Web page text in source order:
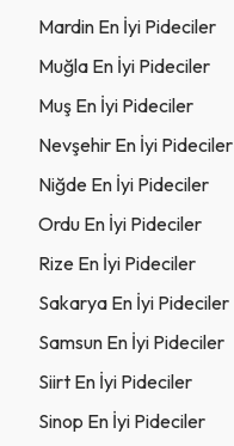
Mardin En İyi Pideciler
Muğla En İyi Pideciler
Muş En İyi Pideciler
Nevşehir En İyi Pideciler
Niğde En İyi Pideciler
Ordu En İyi Pideciler
Rize En İyi Pideciler
Sakarya En İyi Pideciler
Samsun En İyi Pideciler
Siirt En İyi Pideciler
Sinop En İyi Pideciler